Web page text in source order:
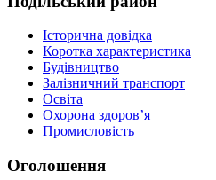
Історична довідка
Коротка характеристика
Будівництво
Залізничний транспорт
Освіта
Охорона здоров’я
Промисловість
Оголошення